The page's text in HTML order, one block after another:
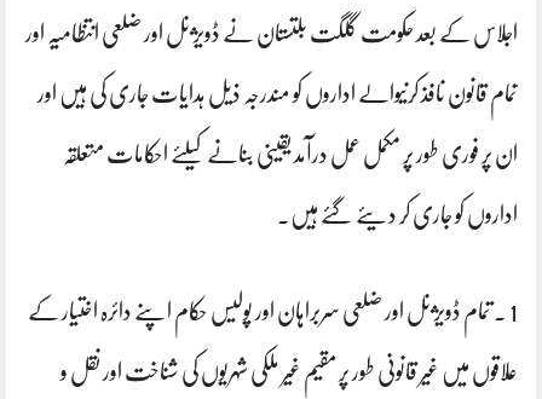
اجلاس کے بعد حکومت گلگت بلتستان نے ڈویژنل اور ضلعی انتظامیہ اور
تمام قانون نافذ کرنیوالے اداروں کو مندرجہ ذیل ہدایات جاری کی ہیں اور
ان پر فوری طور پر مکمل عمل درآمد یقینی بنانے کیلئے احکامات متعلقہ
اداروں کو جاری کر دیئے گئے ہیں۔
1 . تمام ڈویژنل اور ضلعی سربراہان اور پولیس حکام اپنے دائرہ اختیار کے
علاقوں میں غیر قانونی طور پر مقیم غیر ملکی شہریوں کی شناخت اور نقل و